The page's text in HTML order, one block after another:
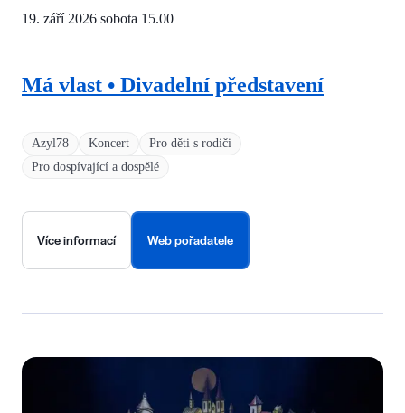
Azyl78 Koncert
Pro děti s rodiči
Pro dospívající a dospělé
Má vlast • Divadelní představení
19. září 2026 sobota 15.00
Více informací Web pořadatele